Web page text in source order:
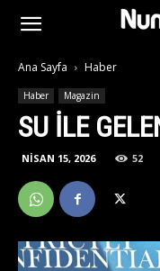
Ana Sayfa Haber
Haber Magazin
SU ILE
NISAN 15, 2026 52